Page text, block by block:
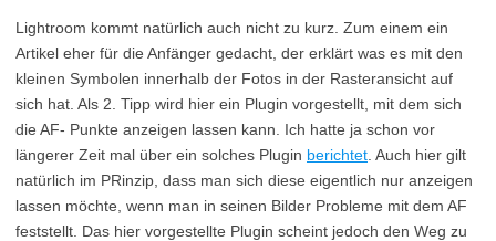
Lightroom kommt natürlich auch nicht zu kurz. Zum einem ein
Artikel eher für die Anfänger gedacht, der erklärt was es mit den
kleinen Symbolen innerhalb der Fotos in der Rasteransicht auf
sich hat. Als 2. Tipp wird hier ein Plugin vorgestellt, mit dem sich
die AF- Punkte anzeigen lassen kann. Ich hatte ja schon vor
längerer Zeit mal über ein solches Plugin berichtet . Auch hier gilt
natürlich im PRinzip, dass man sich diese eigentlich nur anzeigen
lassen möchte, wenn man in seinen Bilder Probleme mit dem AF
feststellt. Das hier vorgestellte Plugin scheint jedoch den Weg zu